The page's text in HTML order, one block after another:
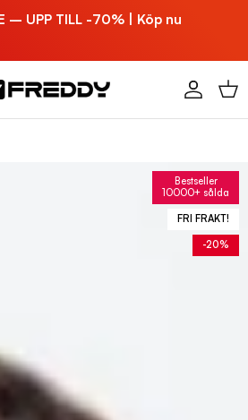
– UPP TILL -70% | Köp nu
Konto
Bestseller
10000+ sålda
FRI FRAKT!
-20%